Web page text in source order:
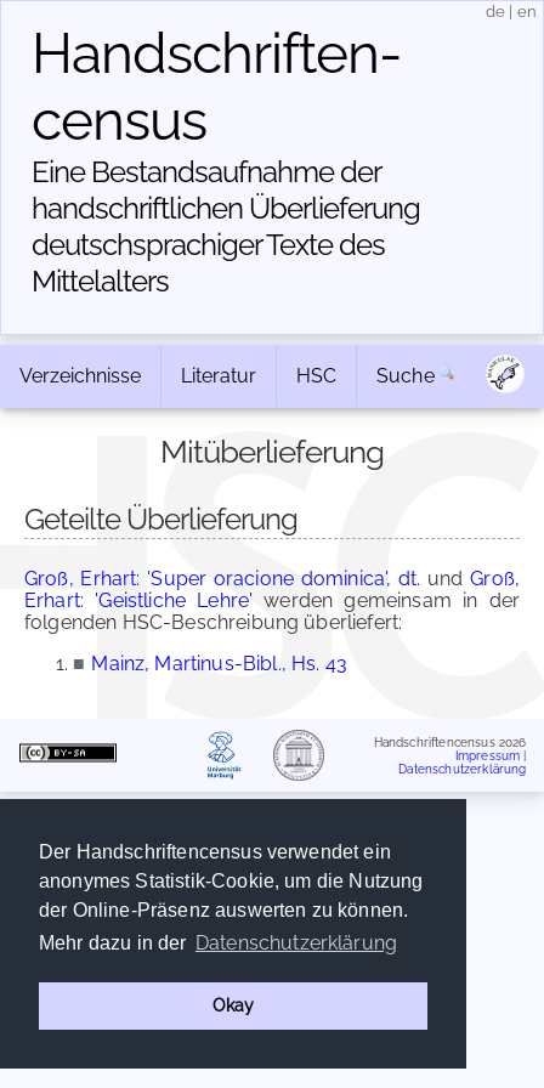
Der Handschriftencensus verwendet ein
anonymes Statistik-Cookie, um die Nutzung
der Online-Präsenz auswerten zu können.
Mehr dazu in der Datenschutzerklärung
Okay
Handschriften­
census
Eine Bestandsaufnahme der
handschriftlichen Über­lieferung
deutschsprachiger Texte des
Mittelalters
de en
Verzeichnisse Literatur HSC Suche
Mitüberlieferung
Geteilte Überlieferung
Groß, Erhart: 'Super oracione dominica', dt. undGroß,
Erhart: 'Geistliche Lehre' werden gemeinsam in der
folgenden HSC-Beschreibung überliefert:
■ Mainz, Martinus-Bibl., Hs. 43
Handschriftencensus 2026
Impressum
Datenschutzerklärung